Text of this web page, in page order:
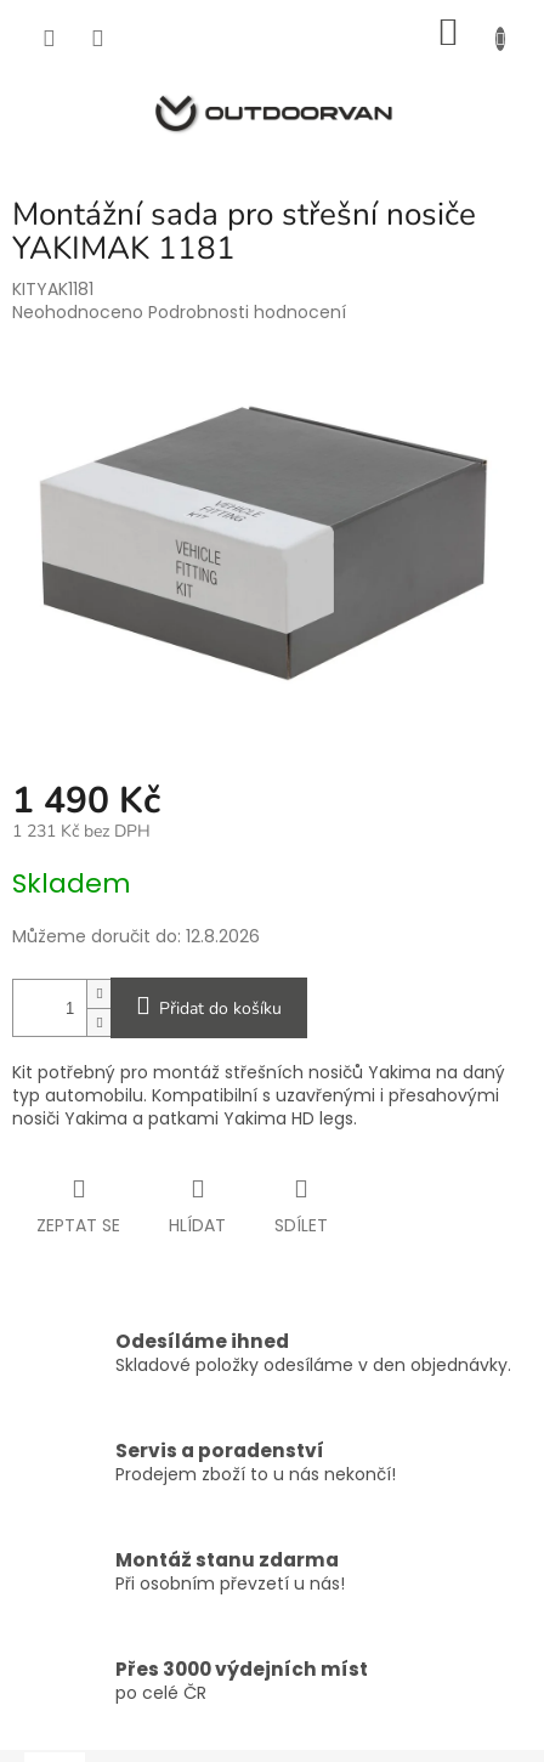
Montážní sada pro střešní nosiče
YAKIMAK 1181
KITYAK1181
Průměrné
hvězdiček.
Neohodnoceno Podrobnosti hodnocení
1 490 Kč
1 231 Kč bez DPH
cena:
Skladem
Můžeme doručit do: 12.8.2026
Přidat do košíku
Kit potřebný pro montáž střešních nosičů Yakima na daný
typ automobilu. Kompatibilní s uzavřenými i přesahovými
nosiči Yakima a patkami Yakima HD legs.
ZEPTAT SE HLÍDAT SDÍLET
Odesíláme ihned
Skladové položky odesíláme v den objednávky.
Servis a poradenství
Prodejem zboží to u nás nekončí!
Montáž stanu zdarma
Při osobním převzetí u nás!
Přes 3000 výdejních míst
po celé ČR